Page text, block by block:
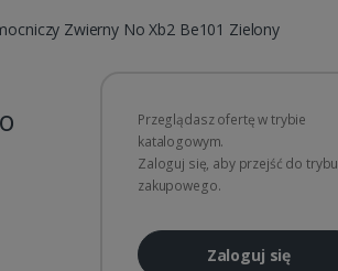
Zwierny No Xb2 Be101 Zielony
Przeglądasz ofertę w trybie
katalogowym.
Zaloguj się, aby przejść do trybu
zakupowego.
Zaloguj się